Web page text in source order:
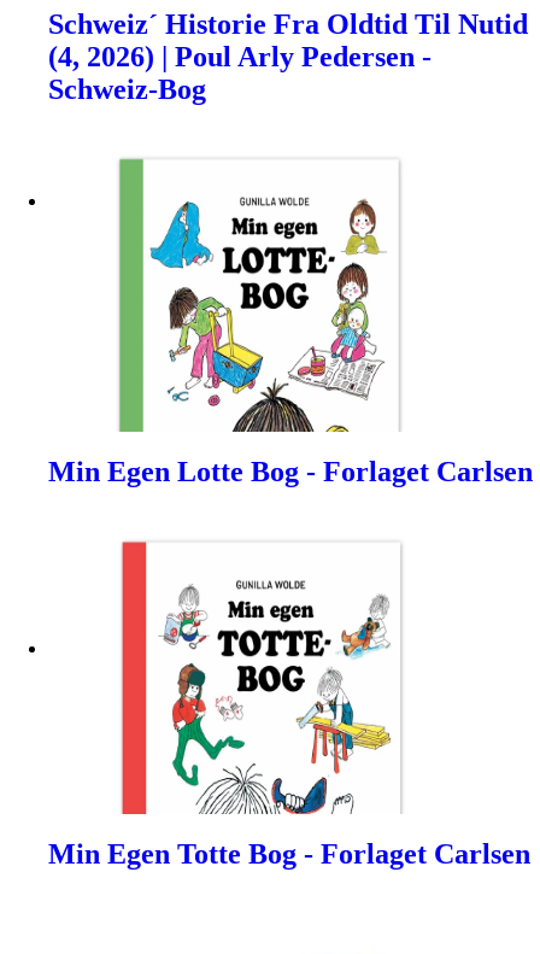
Schweiz´ Historie Fra Oldtid Til Nutid
(4, 2026) | Poul Arly Pedersen -
Schweiz-Bog
Min Egen Lotte Bog - Forlaget Carlsen
Min Egen Totte Bog - Forlaget Carlsen